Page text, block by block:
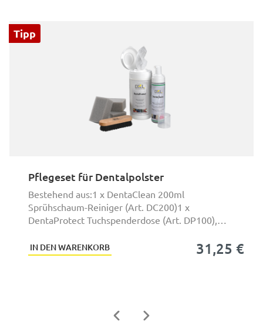
Kopfstütze und breitem Rücken inkl.
Tipp
Pflegeset für Dentalpolster
Bestehend aus:1 x DentaClean 200ml
Sprühschaum-Reiniger (Art. DC200)1 x
DentaProtect Tuchspenderdose (Art. DP100),
31,25 €
IN DEN WARENKORB